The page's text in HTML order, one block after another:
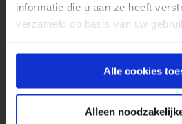
informatie die u aan ze heeft
verzameld op basis van uw
gebruiken.
Alle cookies
Alleen
transformerend effect
of Scotland (RBS) is daar
nodigen ook managers
uit om als gastDJs mee te